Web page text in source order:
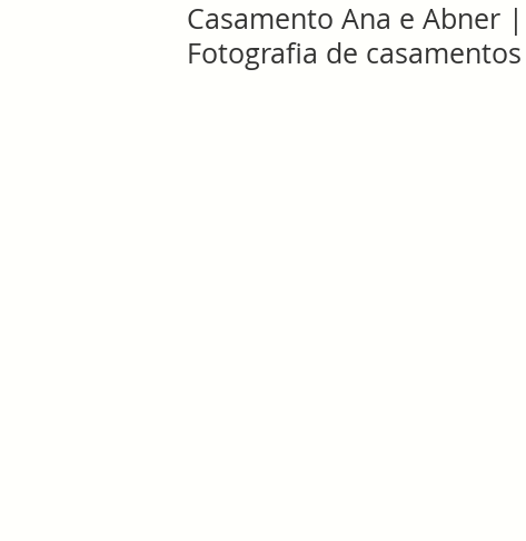
Casamento Ana e Abner
Fotografia de casamentos